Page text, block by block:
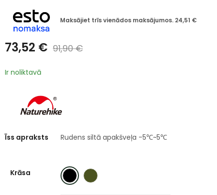
Maksājiet trīs vienādos maksājumos. 24,51 €
73,52 € 91,90€
Ir noliktavā
Īss apraksts Rudens siltā apakšveļa -5℃~5℃
Krāsa